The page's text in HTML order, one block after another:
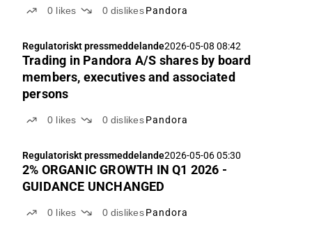
0 likes 0 dislikes Pandora
Regulatoriskt pressmeddelande2026-05-08 08:42
Trading in Pandora A/S shares by board
members, executives and associated
persons
0 likes 0 dislikes Pandora
Regulatoriskt pressmeddelande2026-05-06 05:30
2% ORGANIC GROWTH IN Q1 2026 -
GUIDANCE UNCHANGED
0 likes 0 dislikes Pandora